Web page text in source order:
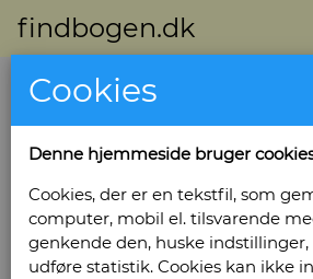
findbogen.dk
Cookies
Denne hjemmeside bruger
Cookies, der er en tekstfil, som
computer, mobil el. tilsvarende
genkende den, huske
udføre statistik. Cookies kan ikke